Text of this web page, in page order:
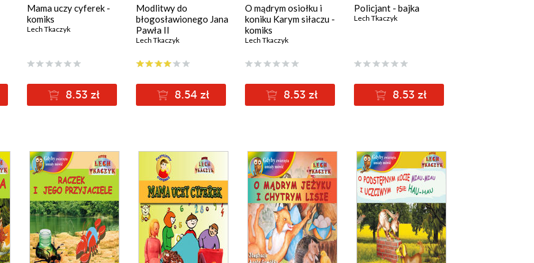
Mama uczy cyferek -
komiks
Lech Tkaczyk
8.53 zł
Modlitwy do
błogosławionego Jana
Pawła II
Lech Tkaczyk
8.54 zł
O mądrym osiołku i
koniku Karym siłaczu -
komiks
Lech Tkaczyk
8.53 zł
Policjant - bajka
Lech Tkaczyk
8.53 zł